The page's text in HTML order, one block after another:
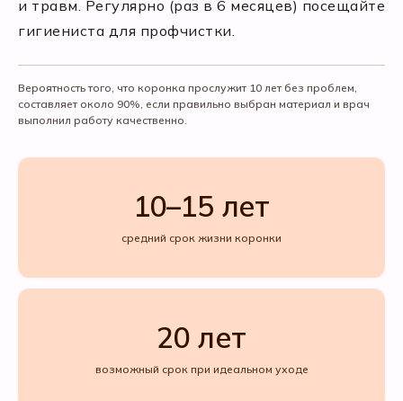
и травм. Регулярно (раз в 6 месяцев) посещайте
гигиениста для профчистки.
Вероятность того, что коронка прослужит 10 лет без проблем,
составляет около 90%, если правильно выбран материал и врач
выполнил работу качественно.
10–15 лет
средний срок жизни коронки
20 лет
возможный срок при идеальном уходе